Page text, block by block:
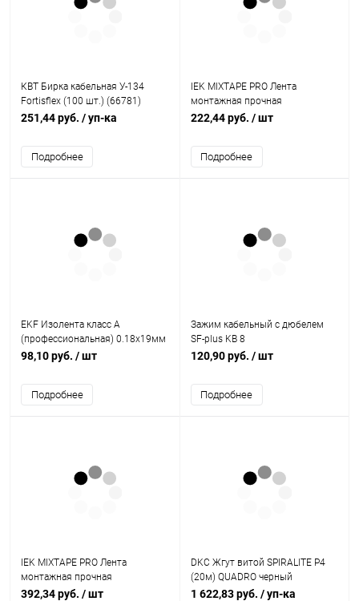
КВТ Бирка кабельная У-134
Fortisflex (100 шт.) (66781)
251,44 руб. / уп-ка
Подробнее
IEK MIXTAPE PRO Лента
монтажная прочная
двусторонняя 1х9мм 5м (MT7-
222,44 руб. / шт
Подробнее
EKF Изолента класс А
(профессиональная) 0.18х19мм
20м черная Simple (plc-iz-a-b)
98,10 руб. / шт
Подробнее
Зажим кабельный с дюбелем
SF-plus KB 8
120,90 руб. / шт
Подробнее
IEK MIXTAPE PRO Лента
монтажная прочная
двусторонняя 1х20мм 5м (MT7-
392,34 руб. / шт
DKC Жгут витой SPIRALITE P4
(20м) QUADRO черный
(00924RL)
1 622,83 руб. / уп-ка